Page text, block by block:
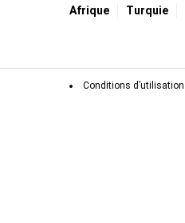
Afrique Turquie
Conditions d’utilisation